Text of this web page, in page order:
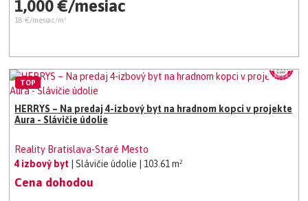
1,000 €/mesiac
18 €/mesiac/m²
HERRYS – Na predaj 4-izbový byt na hradnom kopci v projekte
Aura - Slávičie údolie
Reality Bratislava-Staré Mesto
4 izbový byt
| Slávičie údolie | 103.61 m²
Cena dohodou
TOP